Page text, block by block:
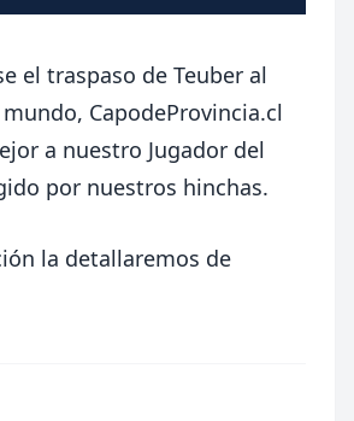
el traspaso de Teuber al
CapodeProvincia.cl
a nuestro Jugador del
por nuestros hinchas.
la detallaremos de